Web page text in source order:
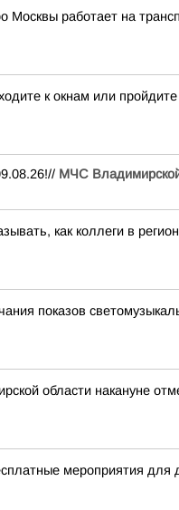
Москвы работает на
к окнам или пройдите
МЧС
как коллеги в
показов
области накануне
мероприятия